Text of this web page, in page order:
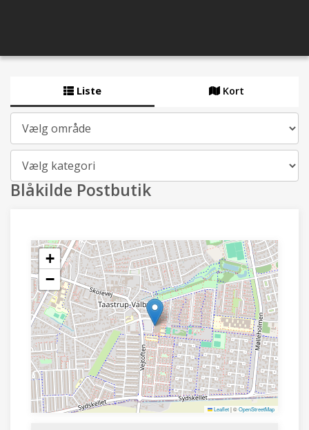
Liste Kort
Blåkilde Postbutik
+
−
Leaflet|©OpenStreetMap